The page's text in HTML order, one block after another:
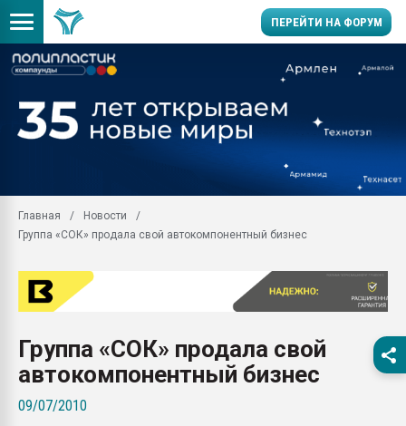
ПЕРЕЙТИ НА ФОРУМ
первый план в
пластмасс
ситуацией на
Продам отходы
поликарбоната и АБС-
26.07.2022 "Сибирский
намного дороже
Главная
Новости
Группа «СОК» продала свой автокомпонентный бизнес
Группа «СОК» продала свой
автокомпонентный бизнес
09/07/2010